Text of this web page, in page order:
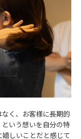
く、お客様に長期的
いう想いを自分の特
しいことだと感じて